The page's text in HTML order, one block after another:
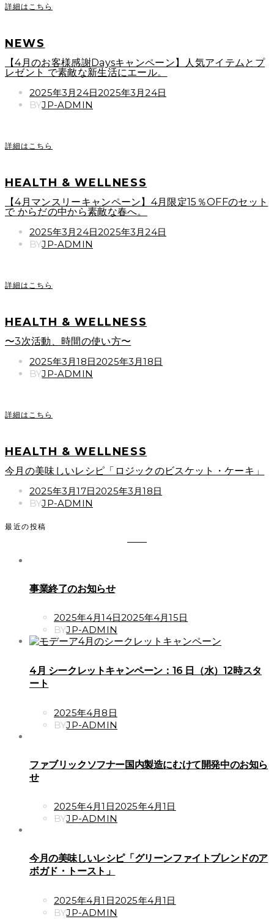
詳細はこちら
NEWS
【4月のお客様感謝Daysキャンペーン】人気アイテムとプ
レゼント で素敵な新生活にエール。
POSTED
ON
2025年3月24日2025年3月24日
BYJP-ADMIN
詳細はこちら
HEALTH & WELLNESS
【4月マンスリーキャンペーン】4月限定15％OFFのセット
で からだの中から素敵な春へ。
POSTED
ON
2025年3月24日2025年3月24日
BYJP-ADMIN
詳細はこちら
HEALTH & WELLNESS
〜3次活動、時間の使い方〜
POSTED
ON
2025年3月18日2025年3月18日
BYJP-ADMIN
詳細はこちら
HEALTH & WELLNESS
今月の美味しいレシピ「ロジックのビスケット・ケーキ」
POSTED
ON
2025年3月17日2025年3月18日
BYJP-ADMIN
最近の投稿
事業終了のお知らせ
POSTED
ON
2025年4月14日2025年4月15日
BYJP-ADMIN
4月 シークレットキャンペーン：16 日（水）12時スタ
ート
POSTED
ON
2025年4月8日
BYJP-ADMIN
ファブリックソフナー国内製造にむけて開発中のお知ら
せ
POSTED
ON
2025年4月1日2025年4月1日
BYJP-ADMIN
今月の美味しいレシピ「グリーンファイトブレンドのア
ボガド・トースト」
POSTED
ON
2025年4月1日2025年4月1日
BYJP-ADMIN